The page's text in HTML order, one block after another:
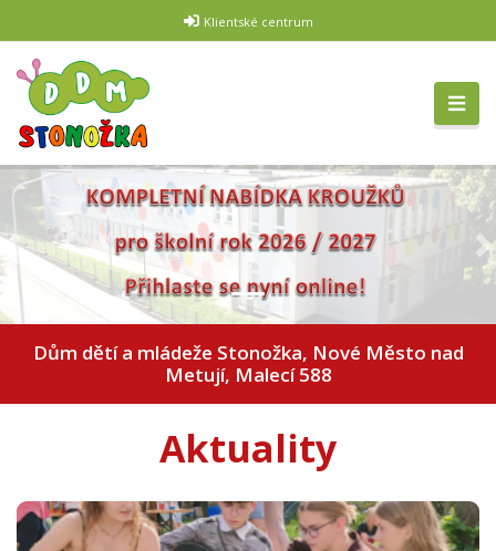
Klientské centrum
Předchozí
Dům dětí a mládeže Stonožka, Nové Město nad
Metují, Malecí 588
Aktuality